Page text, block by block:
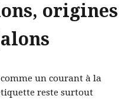
origines
un courant à la
reste surtout